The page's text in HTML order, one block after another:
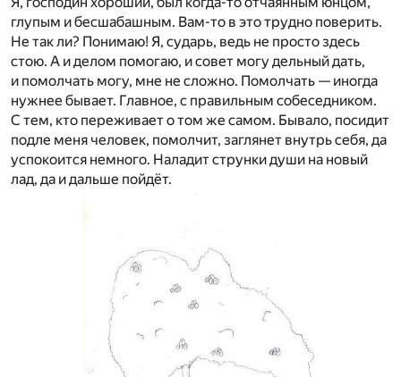
глупым и бесшабашным. Вам-то в это трудно поверить.
Не так ли? Понимаю! Я, сударь, ведь не просто здесь
стою. А и делом помогаю, и совет могу дельный дать,
и помолчать могу, мне не сложно. Помолчать — иногда
нужнее бывает. Главное, с правильным собеседником.
С тем, кто переживает о том же самом. Бывало, посидит
подле меня человек, помолчит, заглянет внутрь себя, да
успокоится немного. Наладит струнки души на новый
лад, да и дальше пойдёт.